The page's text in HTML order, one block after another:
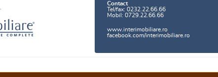
Contact
Tel/fax: 0232.22.66.66
Mobil: 0729.22.66.66
www.interimobiliare.ro
facebook.com/interimobiliare.ro